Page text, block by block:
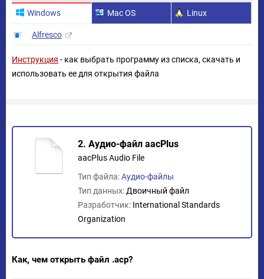
Windows Mac OS Linux
Alfresco
Инструкция - как выбрать программу из списка, скачать и
использовать ее для открытия файла
2. Аудио-файл aacPlus
aacPlus Audio File
Тип файла:Аудио-файлы
Тип данных: Двоичный файл
Разработчик: International Standards
Organization
Как, чем открыть файл .acp?